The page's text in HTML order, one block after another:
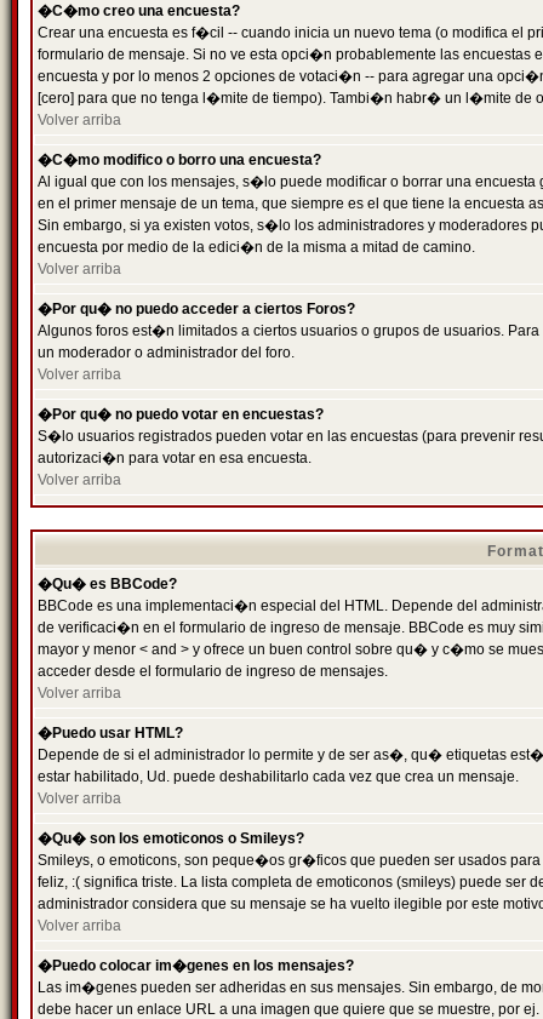
�C�mo creo una encuesta?
Crear una encuesta es f�cil -- cuando inicia un nuevo tema (o modifica el
formulario de mensaje. Si no ve esta opci�n probablemente las
encuesta y por lo menos 2 opciones de votaci�n -- para agregar una
[cero] para que no tenga l�mite de tiempo). Tambi�n habr� un l�mite de
Volver arriba
�C�mo modifico o borro una encuesta?
Al igual que con los mensajes, s�lo puede modificar o borrar una
en el primer mensaje de un tema, que siempre es el que tiene la encuesta
Sin embargo, si ya existen votos, s�lo los administradores y moderadores
encuesta por medio de la edici�n de la misma a mitad de camino.
Volver arriba
�Por qu� no puedo acceder a ciertos Foros?
Algunos foros est�n limitados a ciertos usuarios o grupos de usuarios.
un moderador o administrador del foro.
Volver arriba
�Por qu� no puedo votar en encuestas?
S�lo usuarios registrados pueden votar en las encuestas (para prevenir
autorizaci�n para votar en esa encuesta.
Volver arriba
�Qu� es BBCode?
BBCode es una implementaci�n especial del HTML. Depende del
de verificaci�n en el formulario de ingreso de mensaje. BBCode es muy
mayor y menor < and > y ofrece un buen control sobre qu� y c�mo se
acceder desde el formulario de ingreso de mensajes.
Volver arriba
�Puedo usar HTML?
Depende de si el administrador lo permite y de ser as�, qu� etiquetas
estar habilitado, Ud. puede deshabilitarlo cada vez que crea un mensaje.
Volver arriba
�Qu� son los emoticonos o Smileys?
Smileys, o emoticons, son peque�os gr�ficos que pueden ser usados
feliz, :( significa triste. La lista completa de emoticonos (smileys) puede
administrador considera que su mensaje se ha vuelto ilegible por este
Volver arriba
�Puedo colocar im�genes en los mensajes?
Las im�genes pueden ser adheridas en sus mensajes. Sin embargo, de
debe hacer un enlace URL a una imagen que quiere que se muestre, por